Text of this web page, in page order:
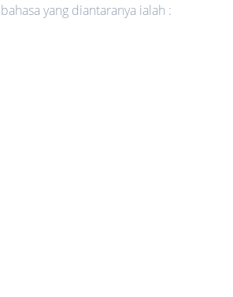
yang diantaranya ialah :